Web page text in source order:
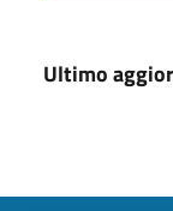
Ultimo